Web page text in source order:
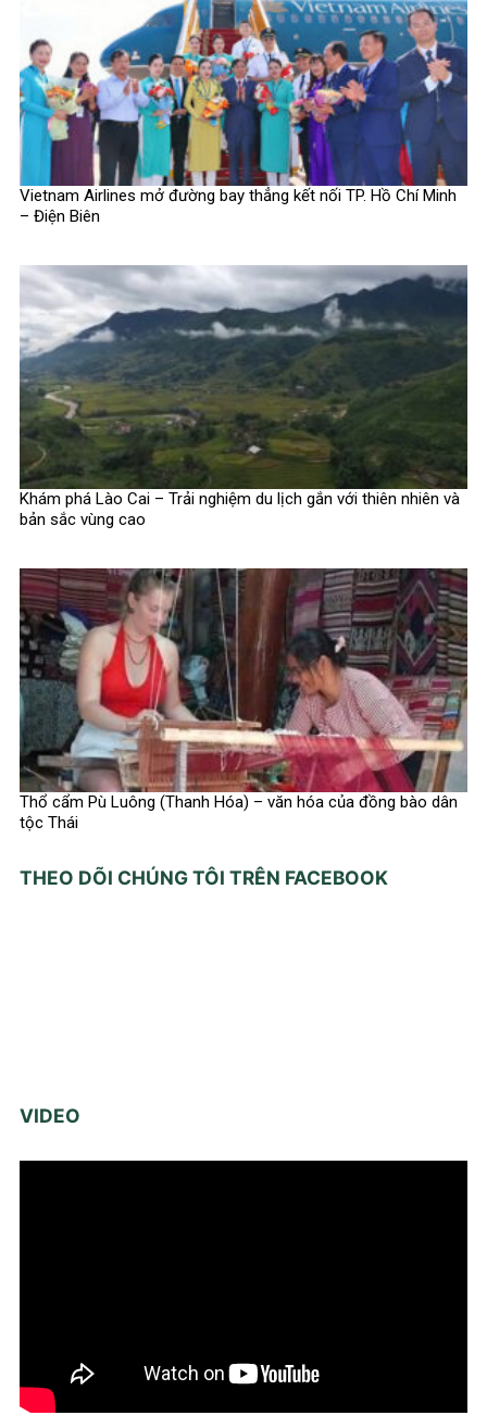
Vietnam Airlines mở đường bay thẳng kết nối TP. Hồ Chí Minh
– Điện Biên
Khám phá Lào Cai – Trải nghiệm du lịch gắn với thiên nhiên và
bản sắc vùng cao
Thổ cẩm Pù Luông (Thanh Hóa) – văn hóa của đồng bào dân
tộc Thái
THEO DÕI CHÚNG TÔI TRÊN FACEBOOK
VIDEO